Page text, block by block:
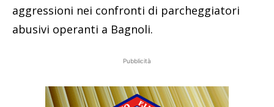
aggressioni nei confronti di parcheggiatori
abusivi operanti a Bagnoli.
Pubblicità